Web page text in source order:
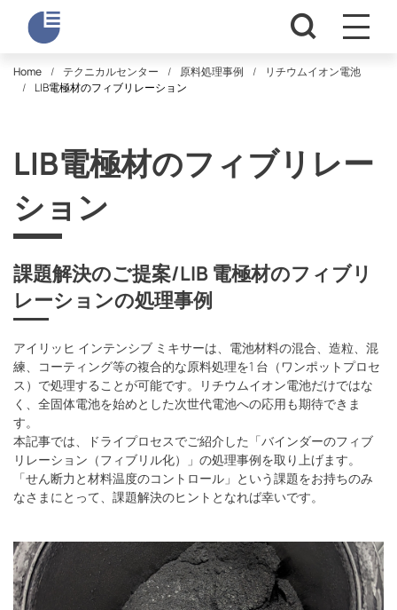
Home テクニカルセンター 原料処理事例
リチウムイオン電池
LIB電極材のフィブリレーション
LIB電極材のフィブリレー
ション
課題解決のご提案/LIB 電極材のフィブリ
レーションの処理事例
アイリッヒ インテンシブ ミキサーは、電池材料の混合、造粒、混
練、コーティング等の複合的な原料処理を1 台（ワンポットプロセ
ス）で処理することが可能です。リチウムイオン電池だけではな
く、全固体電池を始めとした次世代電池への応⽤も期待できま
す。
本記事では、ドライプロセスでご紹介した「バインダーのフィブ
リレーション（フィブリル化）」の処理事例を取り上げます。
「せん断⼒と材料温度のコントロール」という課題をお持ちのみ
なさまにとって、課題解決のヒントとなれば幸いです。